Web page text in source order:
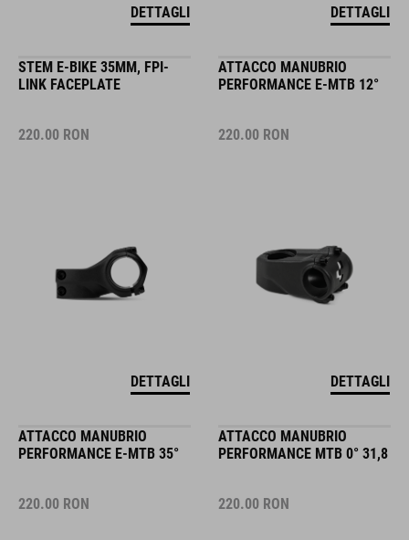
DETTAGLI DETTAGLI
STEM E-BIKE 35MM, FPI-
LINK FACEPLATE
220.00 RON
DETTAGLI
ATTACCO MANUBRIO
PERFORMANCE E-MTB 12°
220.00 RON
DETTAGLI
ATTACCO MANUBRIO
PERFORMANCE E-MTB 35°
220.00 RON
ATTACCO MANUBRIO
PERFORMANCE MTB 0° 31,8
220.00 RON